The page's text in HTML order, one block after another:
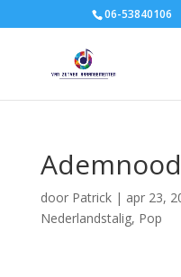
06-53840106
Ademnood
door Patrick| apr 23,
Nederlandstalig, Pop